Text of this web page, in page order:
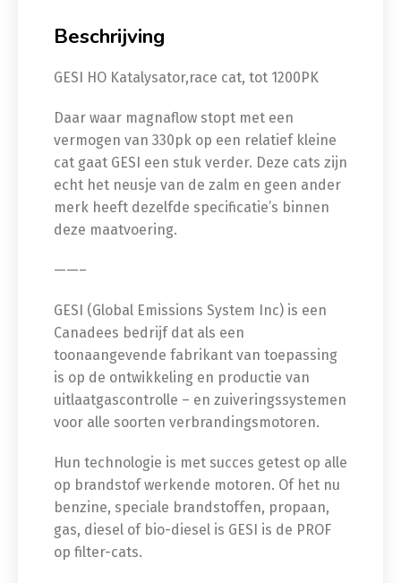
Beschrijving
GESI HO Katalysator,race cat, tot 1200PK
Daar waar magnaflow stopt met een
vermogen van 330pk op een relatief kleine
cat gaat GESI een stuk verder. Deze cats zijn
echt het neusje van de zalm en geen ander
merk heeft dezelfde specificatie’s binnen
deze maatvoering.
——–
GESI (Global Emissions System Inc) is een
Canadees bedrijf dat als een
toonaangevende fabrikant van toepassing
is op de ontwikkeling en productie van
uitlaatgascontrolle – en zuiveringssystemen
voor alle soorten verbrandingsmotoren.
Hun technologie is met succes getest op alle
op brandstof werkende motoren. Of het nu
benzine, speciale brandstoffen, propaan,
gas, diesel of bio-diesel is GESI is de PROF
op filter-cats.